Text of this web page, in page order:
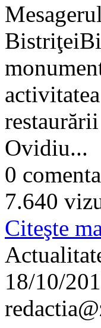
Ovidiu...
0
7.640
Citeşte
18/10/